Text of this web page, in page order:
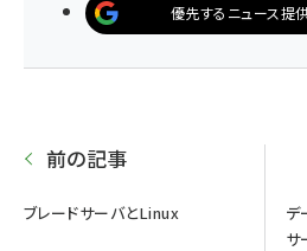
優先するニュース提
前の記事
ブレードサーバとLinux
デ
サ